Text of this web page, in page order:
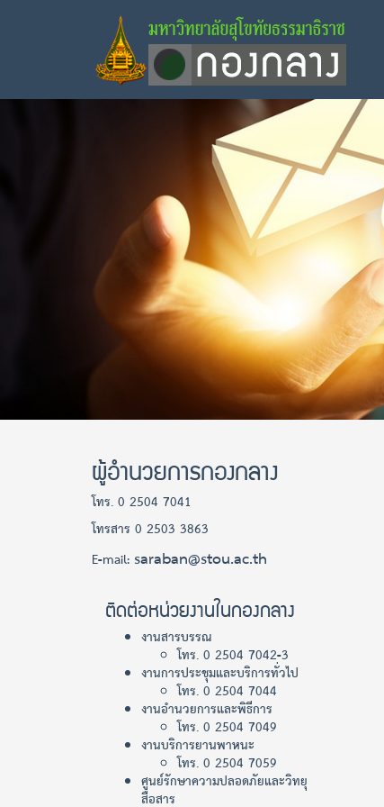
ผู้อำนวยการกองกลาง
โทร. 0 2504 7041
โทรสาร 0 2503 3863
E-mail:saraban@stou.ac.th
ติดต่อหน่วยงานในกองกลาง
งานสารบรรณ
โทร. 0 2504 7042-3
งานการประชุมและบริการทั่วไป
โทร. 0 2504 7044
งานอำนวยการและพิธีการ
โทร. 0 2504 7049
งานบริการยานพาหนะ
โทร. 0 2504 7059
ศูนย์รักษาความปลอดภัยและวิทยุ
สื่อสาร